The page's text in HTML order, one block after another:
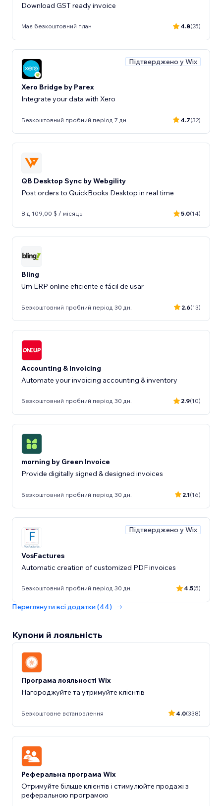
Download GST ready invoice
Має безкоштовний план 4.8(25)
Підтверджено у Wix
Xero Bridge by Parex
Integrate your data with Xero
Безкоштовний пробний період 7 дн. 4.7(32)
QB Desktop Sync by Webgility
Post orders to QuickBooks Desktop in real time
Від 109,00 $ / місяць 5.0(14)
Bling
Um ERP online eficiente e fácil de usar
Безкоштовний пробний період 30 дн. 2.6(13)
Accounting & Invoicing
Automate your invoicing accounting & inventory
Безкоштовний пробний період 30 дн. 2.9(10)
morning by Green Invoice
Provide digitally signed & designed invoices
Безкоштовний пробний період 30 дн. 2.1(16)
Підтверджено у Wix
VosFactures
Automatic creation of customized PDF invoices
Безкоштовний пробний період 30 дн. 4.5(5)
Переглянути всі додатки (44)
Купони й лояльність
Програма лояльності Wix
Нагороджуйте та утримуйте клієнтів
Безкоштовне встановлення 4.0(338)
Реферальна програма Wix
Отримуйте більше клієнтів і стимулюйте продажі з
реферальною програмою